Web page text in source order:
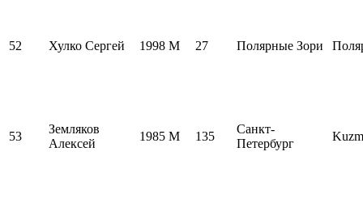
52 Хулко Сергей 1998 M 27 Полярные Зори
53
Земляков
Алексей
1985 M 135
Санкт-
Петербург